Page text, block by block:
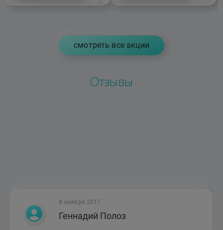
cмотреть все акции
Отзывы
8 ноября 2017
Геннадий Полоз